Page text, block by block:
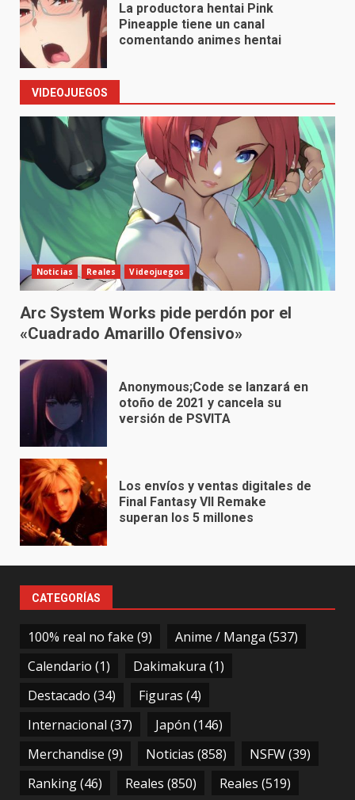
La productora hentai Pink
Pineapple tiene un canal
comentando animes hentai
VIDEOJUEGOS
Noticias Reales Videojuegos
Arc System Works pide perdón por el
«Cuadrado Amarillo Ofensivo»
Anonymous;Code se lanzará en
otoño de 2021 y cancela su
versión de PSVITA
Los envíos y ventas digitales de
Final Fantasy VII Remake
superan los 5 millones
CATEGORÍAS
100% real no fake (9) Anime / Manga (537)
Calendario (1) Dakimakura (1)
Destacado (34) Figuras (4)
Internacional (37) Japón (146)
Merchandise (9) Noticias (858) NSFW(39)
Ranking(46) Reales (850) Reales (519)